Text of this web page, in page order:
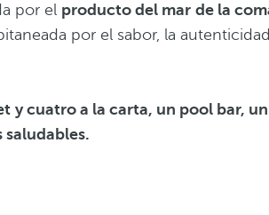
por el producto del mar de la
por el sabor, la
y cuatro a la carta, un pool bar,
saludables.